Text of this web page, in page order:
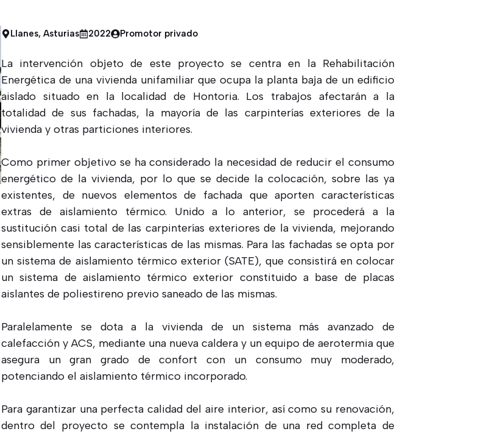
Llanes, Asturias 2022 Promotor privado
La intervención objeto de este proyecto se centra en la Rehabilitación
Energética de una vivienda unifamiliar que ocupa la planta baja de un edificio
aislado situado en la localidad de Hontoria. Los trabajos afectarán a la
totalidad de sus fachadas, la mayoría de las carpinterías exteriores de la
vivienda y otras particiones interiores.
Como primer objetivo se ha considerado la necesidad de reducir el consumo
energético de la vivienda, por lo que se decide la colocación, sobre las ya
existentes, de nuevos elementos de fachada que aporten características
extras de aislamiento térmico. Unido a lo anterior, se procederá a la
sustitución casi total de las carpinterías exteriores de la vivienda, mejorando
sensiblemente las características de las mismas. Para las fachadas se opta por
un sistema de aislamiento térmico exterior (SATE), que consistirá en colocar
un sistema de aislamiento térmico exterior constituido a base de placas
aislantes de poliestireno previo saneado de las mismas.
Paralelamente se dota a la vivienda de un sistema más avanzado de
calefacción y ACS, mediante una nueva caldera y un equipo de aerotermia que
asegura un gran grado de confort con un consumo muy moderado,
potenciando el aislamiento térmico incorporado.
Para garantizar una perfecta calidad del aire interior, así como su renovación,
dentro del proyecto se contempla la instalación de una red completa de